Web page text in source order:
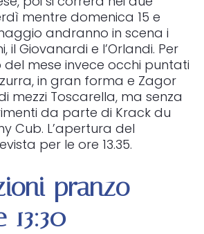
mentre domenica 15 e
andranno in scena i
il Giovanardi e l’Orlandi. Per
del mese invece occhi puntati
in gran forma e Zagor
mezzi Toscarella, ma senza
da parte di Krack du
Cub. L’apertura del
per le ore 13.35.
pranzo